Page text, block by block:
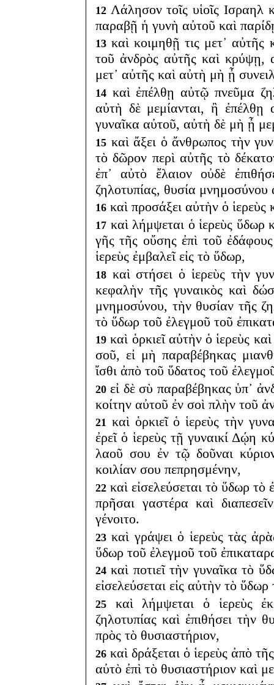
12 Λάλησον τοῖς υἱοῖς Ισραηλ
παραβῇ ἡ γυνὴ αὐτοῦ καὶ
13 καὶ κοιμηθῇ τις μετ᾽
τοῦ ἀνδρὸς αὐτῆς καὶ κρύψῃ,
μετ᾽ αὐτῆς καὶ αὐτὴ μὴ ᾖ
14 καὶ ἐπέλθῃ αὐτῷ πνεῦμα
αὐτὴ δὲ μεμίανται, ἢ
γυναῖκα αὐτοῦ, αὐτὴ δὲ μὴ ᾖ
15 καὶ ἄξει ὁ ἄνθρωπος τὴν
τὸ δῶρον περὶ αὐτῆς τὸ
ἐπ᾽ αὐτὸ ἔλαιον οὐδὲ
ζηλοτυπίας, θυσία
16 καὶ προσάξει αὐτὴν ὁ ἱερεὺς
17 καὶ λήμψεται ὁ ἱερεὺς ὕδωρ
γῆς τῆς οὔσης ἐπὶ τοῦ
ἱερεὺς ἐμβαλεῖ εἰς τὸ ὕδωρ,
18 καὶ στήσει ὁ ἱερεὺς τὴν
κεφαλὴν τῆς γυναικὸς καὶ
μνημοσύνου, τὴν θυσίαν τῆς
τὸ ὕδωρ τοῦ ἐλεγμοῦ τοῦ
19 καὶ ὁρκιεῖ αὐτὴν ὁ ἱερεὺς
σοῦ, εἰ μὴ παραβέβηκας
ἴσθι ἀπὸ τοῦ ὕδατος τοῦ
20 εἰ δὲ σὺ παραβέβηκας ὑπ᾽
κοίτην αὐτοῦ ἐν σοὶ πλὴν τοῦ
21 καὶ ὁρκιεῖ ὁ ἱερεὺς τὴν
ἐρεῖ ὁ ἱερεὺς τῇ γυναικί Δῴη
λαοῦ σου ἐν τῷ δοῦναι
κοιλίαν σου πεπρησμένην,
22 καὶ εἰσελεύσεται τὸ ὕδωρ τὸ
πρῆσαι γαστέρα καὶ
γένοιτο.
23 καὶ γράψει ὁ ἱερεὺς τὰς
ὕδωρ τοῦ ἐλεγμοῦ τοῦ
24 καὶ ποτιεῖ τὴν γυναῖκα τὸ
εἰσελεύσεται εἰς αὐτὴν τὸ
25
καὶ λήμψεται ὁ ἱερεὺς
ζηλοτυπίας καὶ ἐπιθήσει τὴν
πρὸς τὸ θυσιαστήριον,
26 καὶ δράξεται ὁ ἱερεὺς ἀπὸ
αὐτὸ ἐπὶ τὸ θυσιαστήριον καὶ